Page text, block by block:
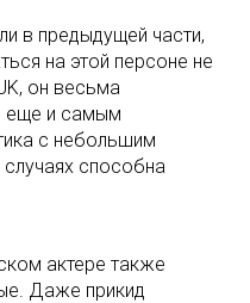
в предыдущей части,
на этой персоне не
он весьма
еще и самым
с небольшим
способна
актере также
Даже прикид